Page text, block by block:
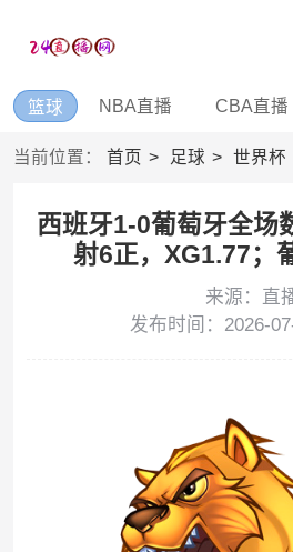
篮球 NBA直播 CBA直播
当前位置： 首页 足球 世界杯
西班牙1-0葡萄牙全场
射6正，XG1.77；
来源：直
发布时间：2026-